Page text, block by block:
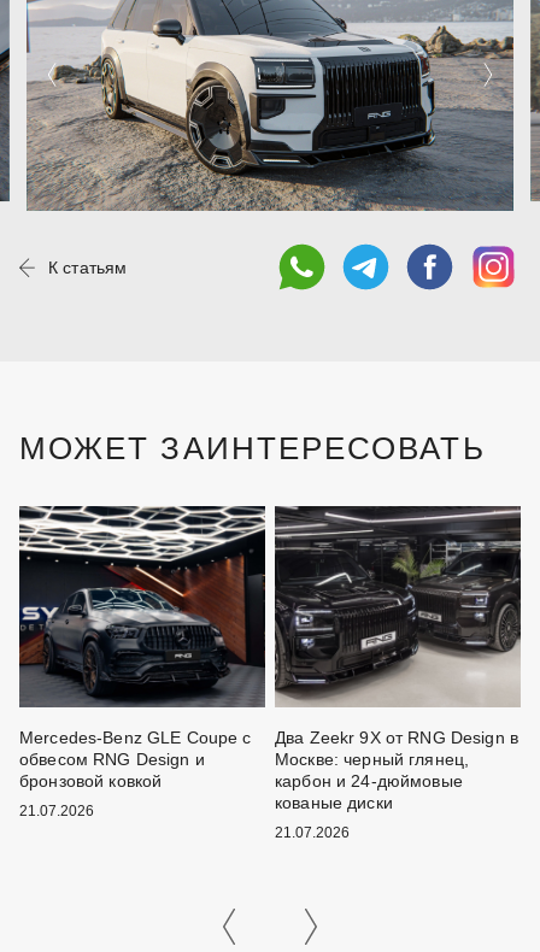
К статьям
МОЖЕТ ЗАИНТЕРЕСОВАТЬ
Mercedes-Benz GLE Coupe с
обвесом RNG Design и
бронзовой ковкой
21.07.2026
Два Zeekr 9X от RNG Design в
Москве: черный глянец,
карбон и 24-дюймовые
кованые диски
21.07.2026